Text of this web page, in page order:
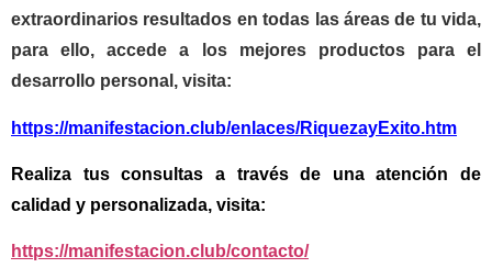
extraordinarios resultados en todas las áreas de tu vida,
para ello, accede a los mejores productos para el
desarrollo personal, visita:
https://manifestacion.club/enlaces/RiquezayExito.htm
Realiza tus consultas a través de una atención de
calidad y personalizada, visita:
https://manifestacion.club/contacto/